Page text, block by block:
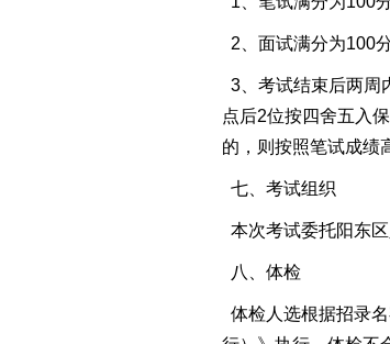
2、面试满分为100分
3、考试结束后两周
点后2位按四舍五入
的，则按照笔试成绩
七、考试组织
本次考试委托阳东
八、体检
体检人选根据招录